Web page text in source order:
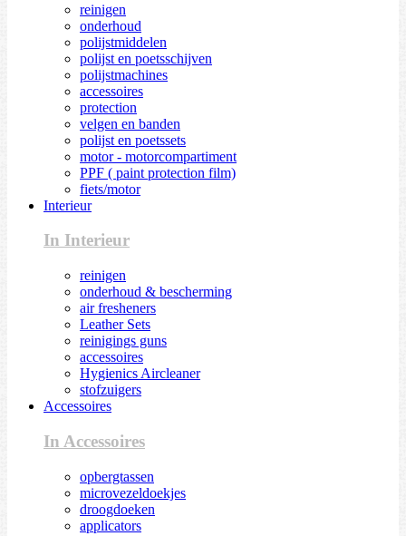
reinigen
onderhoud
polijstmiddelen
polijst en poetsschijven
polijstmachines
accessoires
protection
velgen en banden
polijst en poetssets
motor - motorcompartiment
PPF ( paint protection film)
fiets/motor
Interieur
In Interieur
reinigen
onderhoud & bescherming
air fresheners
Leather Sets
reinigings guns
accessoires
Hygienics Aircleaner
stofzuigers
Accessoires
In Accessoires
opbergtassen
microvezeldoekjes
droogdoeken
applicators